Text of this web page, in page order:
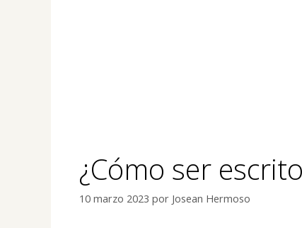
¿Cómo ser
10 marzo 2023 por Josean Hermoso